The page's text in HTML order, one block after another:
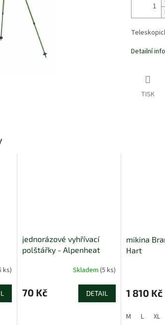
Detailní
TISK
ks)
jednorázové vyhřívací
polštářky - Alpenheat
Skladem (5 ks)
70 Kč DETAIL
mikina
Hart
1 810 Kč
M L XL